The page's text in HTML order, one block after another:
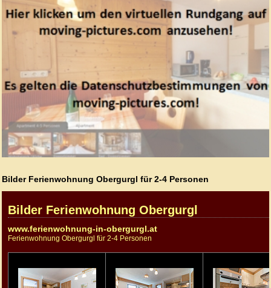
Bilder Ferienwohnung Obergurgl für 2-4 Personen